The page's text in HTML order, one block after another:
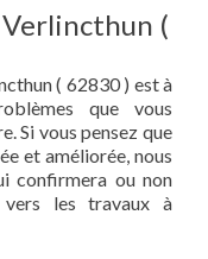
(
( 62830 ) est à
que vous
Si vous pensez que
et améliorée, nous
confirmera ou non
les travaux à